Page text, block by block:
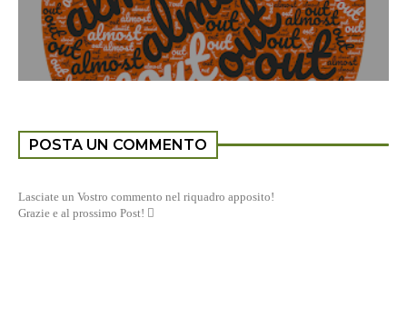
POSTA UN COMMENTO
Lasciate un Vostro commento nel riquadro apposito!
Grazie e al prossimo Post! 